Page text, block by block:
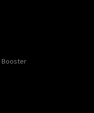
Booster